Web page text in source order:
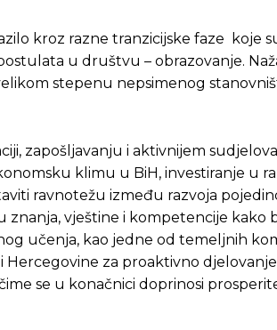
kroz razne tranzicijske faze koje
u društvu – obrazovanje.
stepenu nepsimenog
zapošljavanju i aktivnijem
klimu u BiH, investiranje u
ravnotežu između razvoja
vještine i kompetencije kako
učenja, kao jedne od temeljnih
za proaktivno
se u konačnici doprinosi